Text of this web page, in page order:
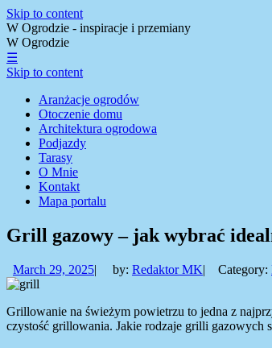
Skip to content
W Ogrodzie - inspiracje i przemiany
W Ogrodzie
☰
Skip to content
Aranżacje ogrodów
Otoczenie domu
Architektura ogrodowa
Podjazdy
Tarasy
O Mnie
Kontakt
Mapa portalu
Grill gazowy – jak wybrać
March 29, 2025| by: Redaktor MK| Category:
Grillowanie na świeżym powietrzu to jedna z
czystość grillowania. Jakie rodzaje grilli gazowych